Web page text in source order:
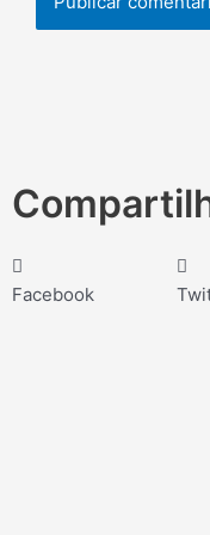
Facebook